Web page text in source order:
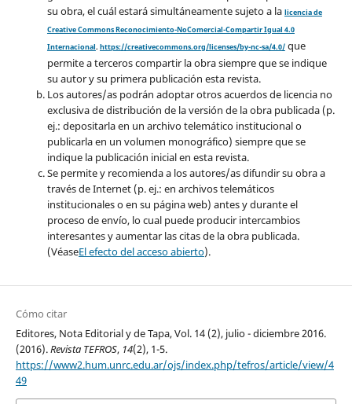
su obra, el cuál estará simultáneamente sujeto a la licencia de
Creative Commons Reconocimiento-NoComercial-Compartir Igual 4.0
Internacional. https://creativecommons.org/licenses/by-nc-sa/4.0/que
permite a terceros compartir la obra siempre que se indique
su autor y su primera publicación esta revista.
Los autores/as podrán adoptar otros acuerdos de licencia no
exclusiva de distribución de la versión de la obra publicada (p.
ej.: depositarla en un archivo telemático institucional o
publicarla en un volumen monográfico) siempre que se
indique la publicación inicial en esta revista.
Se permite y recomienda a los autores/as difundir su obra a
través de Internet (p. ej.: en archivos telemáticos
institucionales o en su página web) antes y durante el
proceso de envío, lo cual puede producir intercambios
interesantes y aumentar las citas de la obra publicada.
(VéaseEl efecto del acceso abierto).
Cómo citar
Editores, Nota Editorial y de Tapa, Vol. 14 (2), julio - diciembre 2016.
(2016).Revista TEFROS, 14(2), 1-5.
https://www2.hum.unrc.edu.ar/ojs/index.php/tefros/article/view/4
49